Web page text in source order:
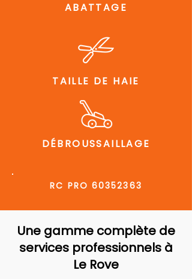
ABATTAGE
TAILLE DE HAIE
DÉBROUSSAILLAGE
RC PRO 60352363
Une gamme complète de
services professionnels à
Le Rove